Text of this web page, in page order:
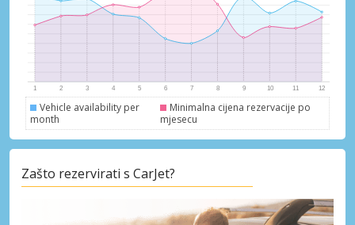
Pristupite ekskluzivnim ponudama naših
Vehicle availability per
month
Minimalna cijena rezervacije po
mjesecu
Zašto rezervirati s CarJet?